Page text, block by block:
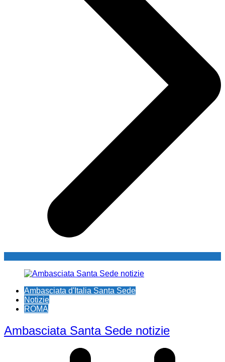
Ambasciata d'Italia Santa Sede
Notizie
ROMA
Ambasciata Santa Sede notizie